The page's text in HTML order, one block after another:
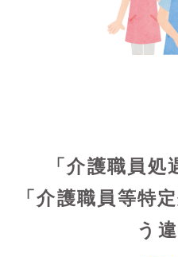
「介護職員処
「介護職員等特
う